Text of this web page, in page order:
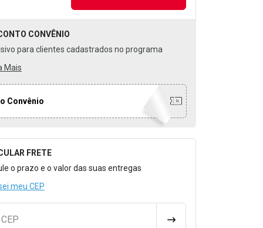
CONVÊNIO
para clientes cadastrados no programa
Mais
Convênio
para Calcular o Frete
FRETE
o prazo e o valor das suas entregas
meu CEP
CALCULAR FRETE